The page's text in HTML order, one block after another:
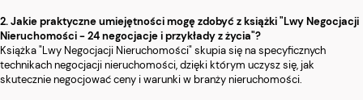
2. Jakie praktyczne umiejętności mogę zdobyć z książki "Lwy Negocjacji
Nieruchomości - 24 negocjacje i przykłady z życia"?
Książka "Lwy Negocjacji Nieruchomości" skupia się na specyficznych
technikach negocjacji nieruchomości, dzięki którym uczysz się, jak
skutecznie negocjować ceny i warunki w branży nieruchomości.